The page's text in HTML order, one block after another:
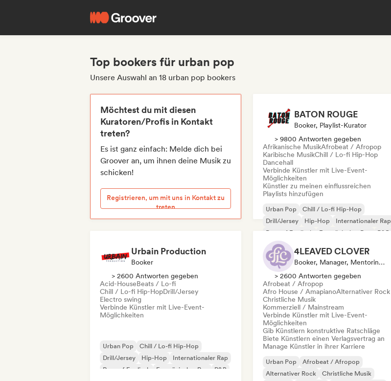
Top bookers für urban pop
Unsere Auswahl an 18 urban pop bookers
Möchtest du mit diesen
Kuratoren/Profis in Kontakt
treten?
Es ist ganz einfach: Melde dich bei
Groover an, um ihnen deine Musik zu
schicken!
Registrieren, um mit uns in Kontakt zu
treten
BATON ROUGE
Booker, Playlist-Kurator
> 9800 Antworten gegeben
Afrikanische MusikAfrobeat / Afropop
Karibische MusikChill / Lo-fi Hip-Hop
Dancehall
Verbinde Künstler mit Live-Event-
Möglichkeiten
Künstler zu meinen einflussreichen
Playlists hinzufügen
Urban Pop
Chill / Lo-fi Hip-Hop
Drill/Jersey
Hip-Hop
Internationaler Rap
Rap auf Englisch
Französischer Rap R&B
Urbain Production
Booker
> 2600 Antworten gegeben
Acid-HouseBeats / Lo-fi
Chill / Lo-fi Hip-HopDrill/Jersey
Electro swing
Verbinde Künstler mit Live-Event-
Möglichkeiten
Urban Pop
Chill / Lo-fi Hip-Hop
Drill/Jersey
Hip-Hop
Internationaler Rap
Rap auf Englisch
Französischer Rap R&B
4LEAVED CLOVER
Booker, Manager, Mentorin, Verlag
> 2600 Antworten gegeben
Afrobeat / Afropop
Afro House / AmapianoAlternativer Rock
Christliche Musik
Kommerziell / Mainstream
Verbinde Künstler mit Live-Event-
Möglichkeiten
Gib Künstlern konstruktive Ratschläge
Biete Künstlern einen Verlagsvertrag an
Manage Künstler in ihrer Karriere
Urban Pop
Afrobeat / Afropop
Alternativer Rock
Christliche Musik